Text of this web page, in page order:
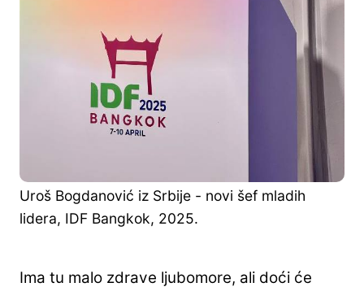
Uroš Bogdanović iz Srbije - novi šef mladih
lidera, IDF Bangkok, 2025.
Ima tu malo zdrave ljubomore, ali doći će